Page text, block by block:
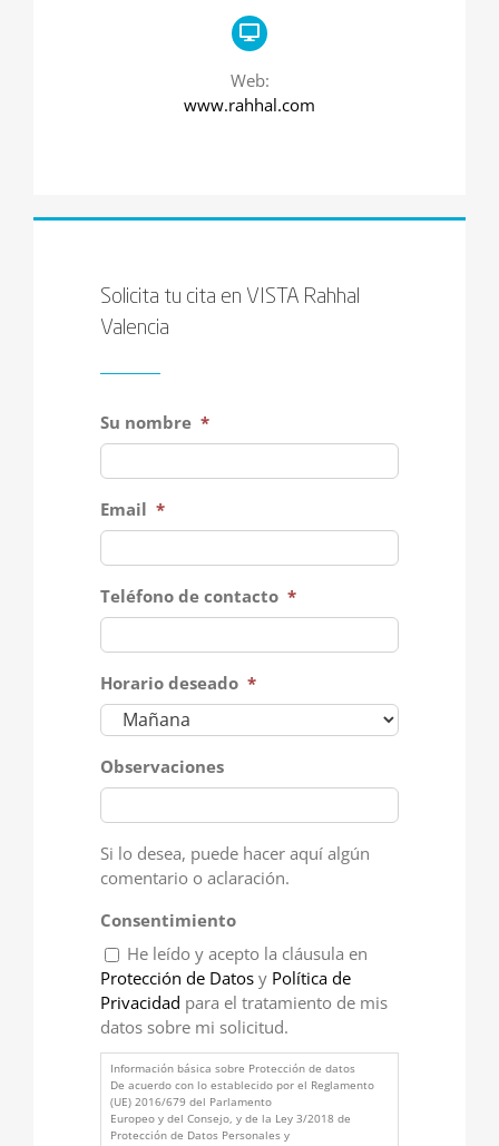
Web:
www.rahhal.com
Solicita tu cita en VISTA Rahhal
Valencia
Su nombre *
Email *
Teléfono de contacto *
Horario deseado *
Observaciones
Si lo desea, puede hacer aquí algún
comentario o aclaración.
Consentimiento
He leído y acepto la cláusula en
Protección de Datosy Política de
Privacidad para el tratamiento de mis
datos sobre mi solicitud.
Información básica sobre Protección de datos
De acuerdo con lo establecido por el Reglamento
(UE) 2016/679 del Parlamento
Europeo y del Consejo, y de la Ley 3/2018 de
Protección de Datos Personales y